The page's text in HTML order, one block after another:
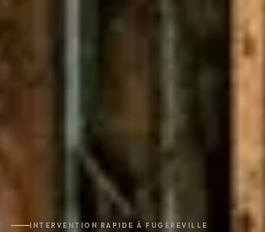
INTERVENTION RAPIDE À FUGÈREVILLE